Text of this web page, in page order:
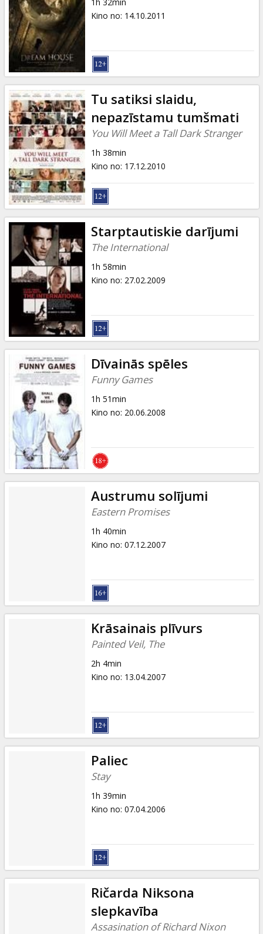
Kino no: 14.10.2011
Tu satiksi slaidu,
nepazīstamu tumšmati
You Will Meet a Tall Dark Stranger
1h 38min
Kino no: 17.12.2010
Starptautiskie darījumi
The International
1h 58min
Kino no: 27.02.2009
Dīvainās spēles
Funny Games
1h 51min
Kino no: 20.06.2008
Austrumu solījumi
Eastern Promises
1h 40min
Kino no: 07.12.2007
Krāsainais plīvurs
Painted Veil, The
2h 4min
Kino no: 13.04.2007
Paliec
Stay
1h 39min
Kino no: 07.04.2006
Ričarda Niksona
slepkavība
Assasination of Richard Nixon